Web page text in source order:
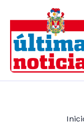
contenido